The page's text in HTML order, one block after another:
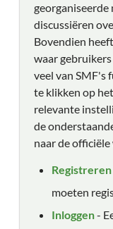
discussiëren
Bovendien
waar
veel van SMF's
te klikken op
relevante
de
naar de
Registreren
moeten
Inloggen-